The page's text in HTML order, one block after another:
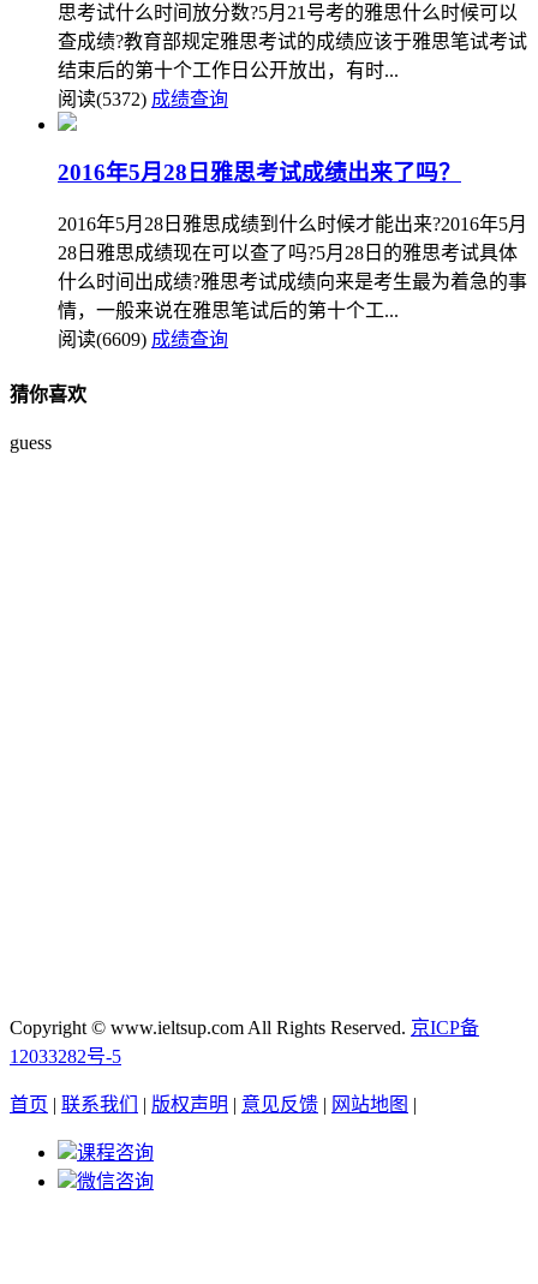
思考试什么时间放分数?5月21号考的雅思什么时候可以
查成绩?教育部规定雅思考试的成绩应该于雅思笔试考试
结束后的第十个工作日公开放出，有时...
阅读(5372) 成绩查询
2016年5月28日雅思考试成绩出来了吗？
2016年5月28日雅思成绩到什么时候才能出来?2016年5月
28日雅思成绩现在可以查了吗?5月28日的雅思考试具体
什么时间出成绩?雅思考试成绩向来是考生最为着急的事
情，一般来说在雅思笔试后的第十个工...
阅读(6609) 成绩查询
猜你喜欢
guess
Copyright © www.ieltsup.com All Rights Reserved. 京ICP备
12033282号-5
首页 | 联系我们 | 版权声明 | 意见反馈 | 网站地图 |
课程咨询
微信咨询